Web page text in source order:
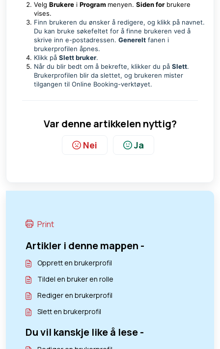
Velg Brukere i Program menyen. Siden for brukere
vises.
Finn brukeren du ønsker å redigere, og klikk på navnet.
Du kan bruke søkefeltet for å finne brukeren ved å
skrive inn e-postadressen. Generelt fanen i
brukerprofilen åpnes.
Klikk på Slett bruker.
Når du blir bedt om å bekrefte, klikker du på Slett.
Brukerprofilen blir da slettet, og brukeren mister
tilgangen til Online Booking-verktøyet.
Var denne artikkelen nyttig?
Nei Ja
Print
Artikler i denne mappen -
Opprett en brukerprofil
Tildel en bruker en rolle
Rediger en brukerprofil
Slett en brukerprofil
Du vil kanskje like å lese -